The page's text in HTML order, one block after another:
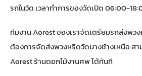
รถในวัด เวลาทำการของวัดเปิด 06:00-
ทีมงาน Aorest ของเราจัดเตรียมรถส่งพว
ต้องการจัดส่งพวงหรีดวัดบางช้างเหนือ ส
Aorest ร้านดอกไม้งานศพได้ทันที